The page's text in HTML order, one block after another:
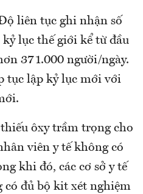
liên tục ghi nhận số
lục thế giới kể từ đầu
371.000 người/ngày.
tục lập kỷ lục mới với
ôxy trầm trọng cho
viên y tế không có
khi đó, các cơ sở y tế
có đủ bộ kit xét nghiệm